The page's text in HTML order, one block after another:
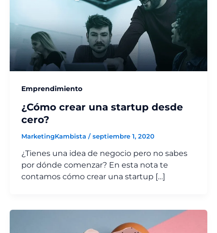
Emprendimiento
¿Cómo crear una startup desde
cero?
MarketingKambista /septiembre 1, 2020
¿Tienes una idea de negocio pero no sabes
por dónde comenzar? En esta nota te
contamos cómo crear una startup […]